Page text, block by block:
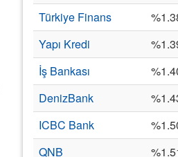
Türkiye Finans
Yapı Kredi
İş Bankası
DenizBank
ICBC Bank
QNB